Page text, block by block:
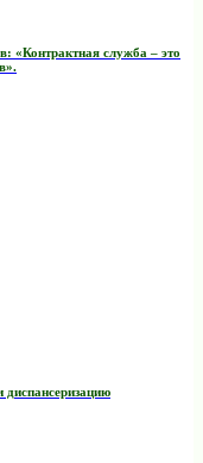
«Контрактная служба – это